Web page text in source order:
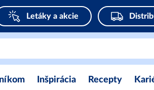
Letáky a akcie
Inšpirácia Recepty